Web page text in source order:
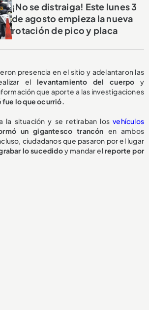
¡No se distraiga! Este lunes 3
de agosto empieza la nueva
rotación de pico y placa
presencia en el sitio y adelantaron las
el levantamiento del cuerpo y
que aporte a las investigaciones
fue lo que ocurrió.
la situación y se retiraban losvehículos
un gigantesco trancón en ambos
ciudadanos que pasaron por el lugar
lo sucedidoy mandar elreporte por